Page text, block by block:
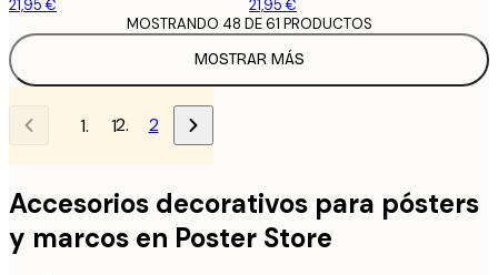
21,95 € 21,95 €
MOSTRAR MÁS
MOSTRANDO 48 DE 61 PRODUCTOS
1 2
Accesorios decorativos para pósters
y marcos en Poster Store